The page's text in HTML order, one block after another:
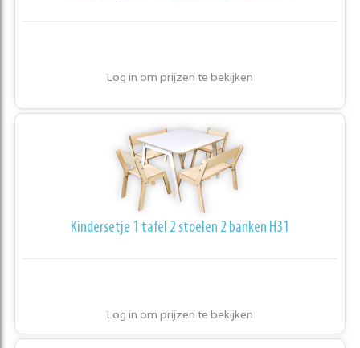
Log in om prijzen te bekijken
Kindersetje 1 tafel 2 stoelen 2 banken H31
Log in om prijzen te bekijken